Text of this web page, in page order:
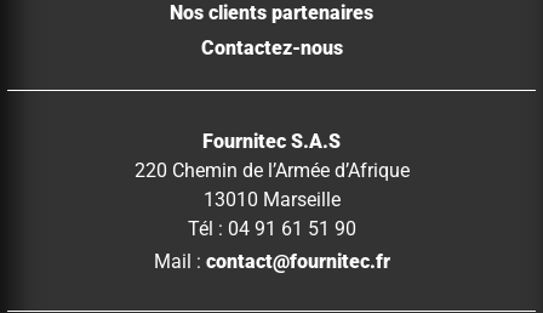
Nos clients partenaires
Contactez-nous
Fournitec S.A.S
220 Chemin de l’Armée d’Afrique
13010 Marseille
Tél : 04 91 61 51 90
Mail : contact@fournitec.fr